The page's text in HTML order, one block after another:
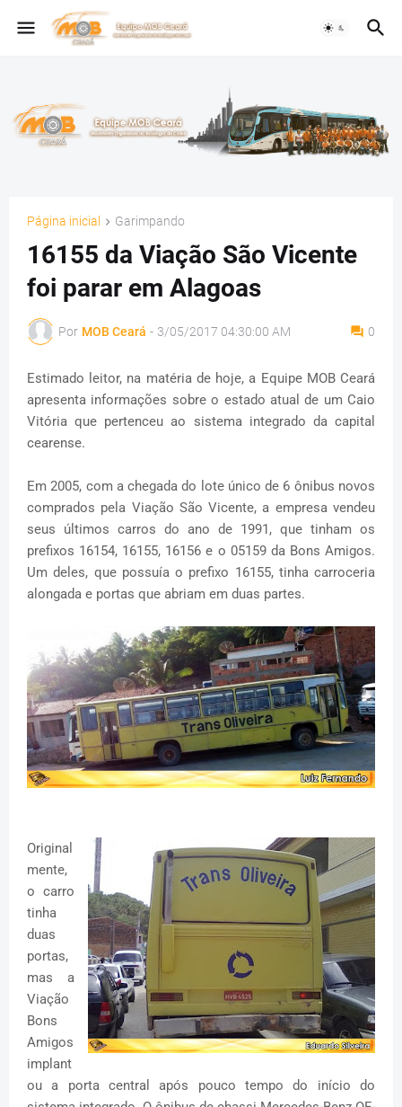
Página inicial Garimpando
16155 da Viação São Vicente
foi parar em Alagoas
Por MOB Ceará - 3/05/2017 04:30:00 AM 0
Estimado leitor, na matéria de hoje, a Equipe MOB Ceará
apresenta informações sobre o estado atual de um Caio
Vitória que pertenceu ao sistema integrado da capital
cearense.
Em 2005, com a chegada do lote único de 6 ônibus novos
comprados pela Viação São Vicente, a empresa vendeu
seus últimos carros do ano de 1991, que tinham os
prefixos 16154, 16155, 16156 e o 05159 da Bons Amigos.
Um deles, que possuía o prefixo 16155, tinha carroceria
alongada e portas que abriam em duas partes.
Original
mente,
o carro
tinha
duas
portas,
mas a
Viação
Bons
Amigos
implant
ou a porta central após pouco tempo do início do